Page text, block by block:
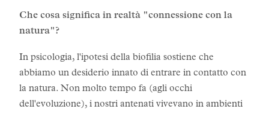
Che cosa significa in realtà "connessione con la
natura"?
In psicologia, l'ipotesi della biofilia sostiene che
abbiamo un desiderio innato di entrare in contatto con
la natura. Non molto tempo fa (agli occhi
dell'evoluzione), i nostri antenati vivevano in ambienti